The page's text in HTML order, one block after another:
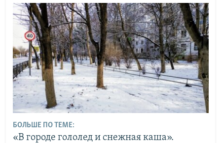
БОЛЬШЕ ПО ТЕМЕ:
«В городе гололед и снежная каша».